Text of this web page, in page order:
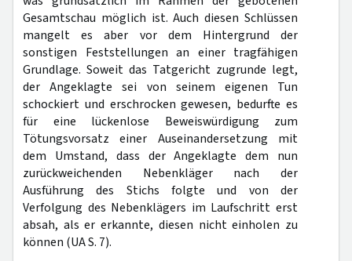
Gesamtschau möglich ist. Auch diesen Schlüssen
mangelt es aber vor dem Hintergrund der
sonstigen Feststellungen an einer tragfähigen
Grundlage. Soweit das Tatgericht zugrunde legt,
der Angeklagte sei von seinem eigenen Tun
schockiert und erschrocken gewesen, bedurfte es
für eine lückenlose Beweiswürdigung zum
Tötungsvorsatz einer Auseinandersetzung mit
dem Umstand, dass der Angeklagte dem nun
zurückweichenden Nebenkläger nach der
Ausführung des Stichs folgte und von der
Verfolgung des Nebenklägers im Laufschritt erst
absah, als er erkannte, diesen nicht einholen zu
können (UA S. 7).